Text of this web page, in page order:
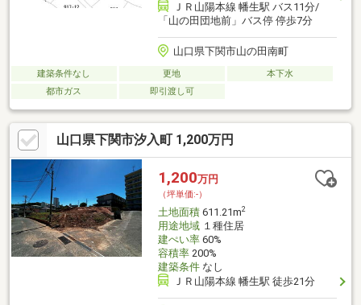
ＪＲ山陽本線 幡生駅 バス11分/
「山の田団地前」バス停 停歩7分
山口県下関市山の田南町
建築条件なし 更地
本下水
都市ガス
即引渡し可
山口県下関市汐入町 1,200万円
1,200万円
（坪単価:-）
土地面積611.21m2
用途地域１種住居
建ぺい率60%
容積率200%
建築条件なし
ＪＲ山陽本線 幡生駅 徒歩21分